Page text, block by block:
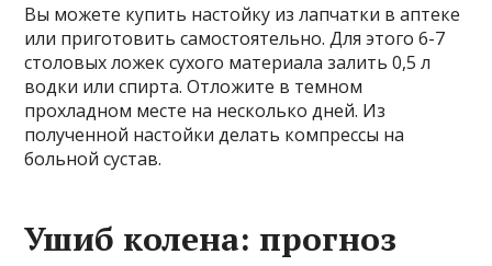
Вы можете купить настойку из лапчатки в аптеке
или приготовить самостоятельно. Для этого 6-7
столовых ложек сухого материала залить 0,5 л
водки или спирта. Отложите в темном
прохладном месте на несколько дней. Из
полученной настойки делать компрессы на
больной сустав.
Ушиб колена: прогноз